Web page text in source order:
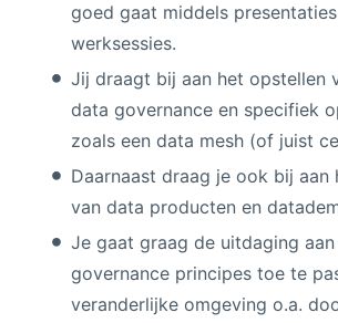
goed gaat middels
werksessies.
Jij draagt bij aan het opstellen
data governance en specifiek
zoals een data mesh (of juist
Daarnaast draag je ook bij aan
van data producten en
Je gaat graag de uitdaging
governance principes toe te
veranderlijke omgeving o.a.